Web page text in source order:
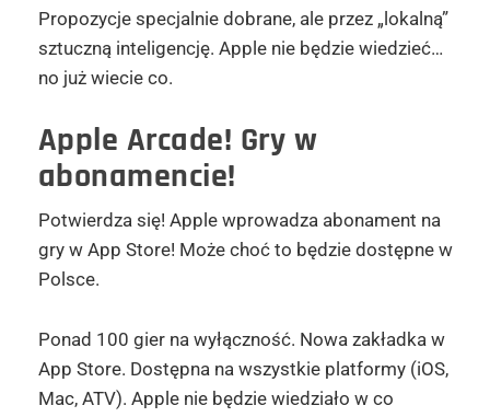
Propozycje specjalnie dobrane, ale przez „lokalną”
sztuczną inteligencję. Apple nie będzie wiedzieć…
no już wiecie co.
Apple Arcade! Gry w
abonamencie!
Potwierdza się! Apple wprowadza abonament na
gry w App Store! Może choć to będzie dostępne w
Polsce.
Ponad 100 gier na wyłączność. Nowa zakładka w
App Store. Dostępna na wszystkie platformy (iOS,
Mac, ATV). Apple nie będzie wiedziało w co